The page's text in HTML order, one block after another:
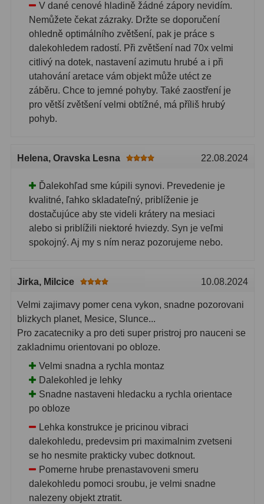
V dané cenové hladině žádné zápory nevidím.
Nemůžete čekat zázraky. Držte se doporučení
ohledně optimálního zvětšení, pak je práce s
dalekohledem radostí. Při zvětšení nad 70x velmi
citlivý na dotek, nastavení azimutu hrubé a i při
utahování aretace vám objekt může utéct ze
záběru. Chce to jemné pohyby. Také zaostření je
pro větší zvětšení velmi obtížné, má příliš hrubý
pohyb.
Helena, Oravska Lesna 22.08.2024
Ďalekohľad sme kúpili synovi. Prevedenie je
kvalitné, ľahko skladateľný, priblíženie je
dostačujúce aby ste videli krátery na mesiaci
alebo si priblížili niektoré hviezdy. Syn je veľmi
spokojný. Aj my s ním neraz pozorujeme nebo.
Jirka, Milcice 10.08.2024
Velmi zajimavy pomer cena vykon, snadne pozorovani
blizkych planet, Mesice, Slunce...
Pro zacatecniky a pro deti super pristroj pro nauceni se
zakladnimu orientovani po obloze.
Velmi snadna a rychla montaz
Dalekohled je lehky
Snadne nastaveni hledacku a rychla orientace
po obloze
Lehka konstrukce je pricinou vibraci
dalekohledu, predevsim pri maximalnim zvetseni
se ho nesmite prakticky vubec dotknout.
Pomerne hrube prenastavoveni smeru
dalekohledu pomoci sroubu, je velmi snadne
nalezeny objekt ztratit.